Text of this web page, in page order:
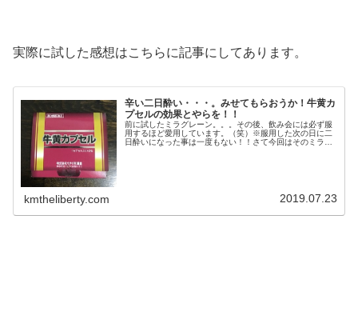
実際に試した感想はこちらに記事にしてあります。
辛い二日酔い・・・。みせてもらおうか！牛黄カ
プセルの効果とやらを！！
前に試したミラグレーン。。。その後、飲み会には必ず服
用するほど愛用しています。（笑）※服用した次の日に二
日酔いになった事は一度もない！！さて今回はそのミラグ
kmtheliberty.com 2019.07.23